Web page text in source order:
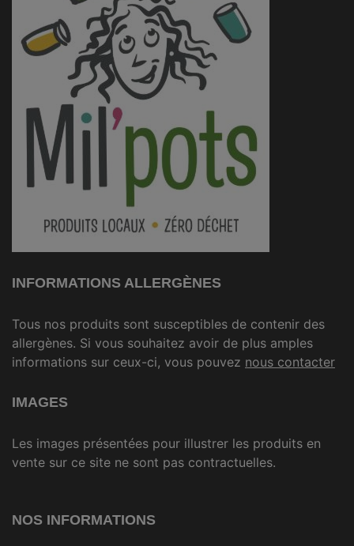
INFORMATIONS ALLERGÈNES
Tous nos produits sont susceptibles de contenir des
allergènes. Si vous souhaitez avoir de plus amples
informations sur ceux-ci, vous pouvez nous contacter
IMAGES
Les images présentées pour illustrer les produits en
vente sur ce site ne sont pas contractuelles.
NOS INFORMATIONS